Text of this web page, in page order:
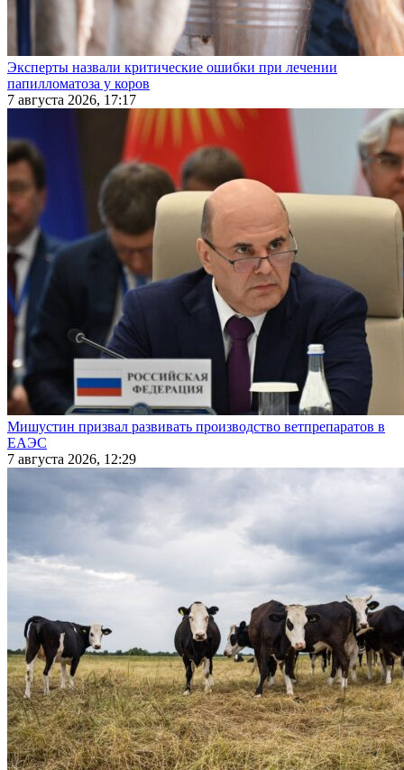
Эксперты назвали критические ошибки при лечении
папилломатоза у коров
7 августа 2026, 17:17
Мишустин призвал развивать производство ветпрепаратов в
ЕАЭС
7 августа 2026, 12:29